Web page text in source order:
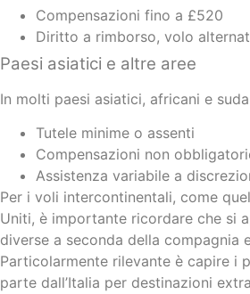
Compensazioni fino a £520
Diritto a rimborso, volo
Paesi asiatici e altre aree
In molti paesi asiatici, africani e
Tutele minime o assenti
Compensazioni non
Assistenza variabile a
Per i voli intercontinentali, come
Uniti, è importante ricordare che si
diverse a seconda della compagnia
Particolarmente rilevante è capire i
parte dall’Italia per destinazioni